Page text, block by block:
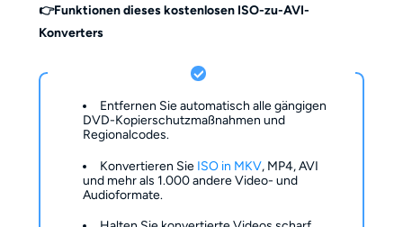
👉Funktionen dieses kostenlosen ISO-zu-AVI-
Konverters
Entfernen Sie automatisch alle gängigen
DVD-Kopierschutzmaßnahmen und
Regionalcodes.
Konvertieren Sie ISO in MKV, MP4, AVI
und mehr als 1.000 andere Video- und
Audioformate.